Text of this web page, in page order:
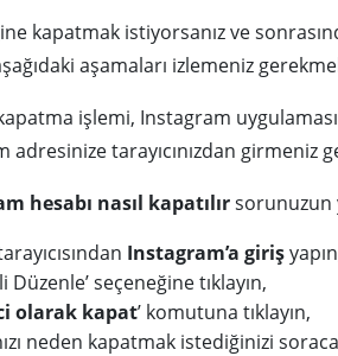
kapatmak istiyorsanız ve
aşamaları izlemeniz
işlemi, Instagram
tarayıcınızdan girmeniz
hesabı nasıl kapatılırsorunuzun
Instagram’a giriş
seçeneğine tıklayın,
olarak kapat’ komutuna tıklayın,
neden kapatmak istediğinizi